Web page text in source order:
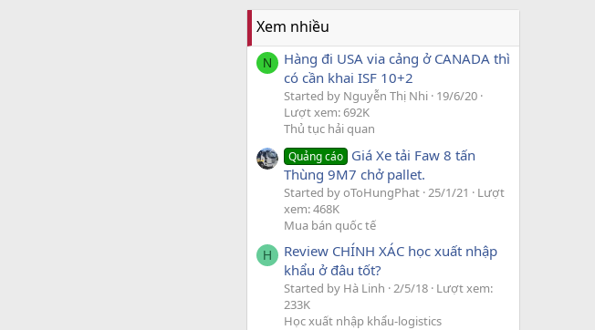
Xem nhiều
N
Hàng đi USA via cảng ở CANADA thì
có cần khai ISF 10+2
Started by Nguyễn Thị Nhi 19/6/20
Lượt xem: 692K
Thủ tục hải quan
Quảng cáo Giá Xe tải Faw 8 tấn
Thùng 9M7 chở pallet.
Started by oToHungPhat 25/1/21
Lượt
xem: 468K
Mua bán quốc tế
H
Review CHÍNH XÁC học xuất nhập
khẩu ở đâu tốt?
Started by Hà Linh 2/5/18 Lượt xem:
233K
Học xuất nhập khẩu-logistics